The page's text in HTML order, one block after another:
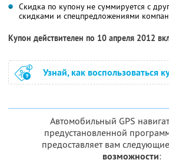
Скидка по купону не суммируется с
скидками и спецпредложениями
Купон действителен по 10 апреля 2012
Узнай, как воспользоваться
Автомобильный GPS
предустановленной
предоставляет вам следующие
возможности: